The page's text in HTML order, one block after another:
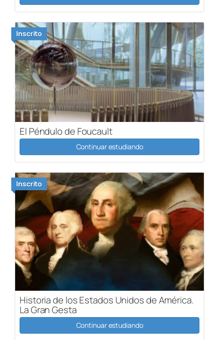
Inscrito
El Péndulo de Foucault
Continuar estudiando
Inscrito
Historia de los Estados Unidos de América.
La Gran Gesta
Continuar estudiando